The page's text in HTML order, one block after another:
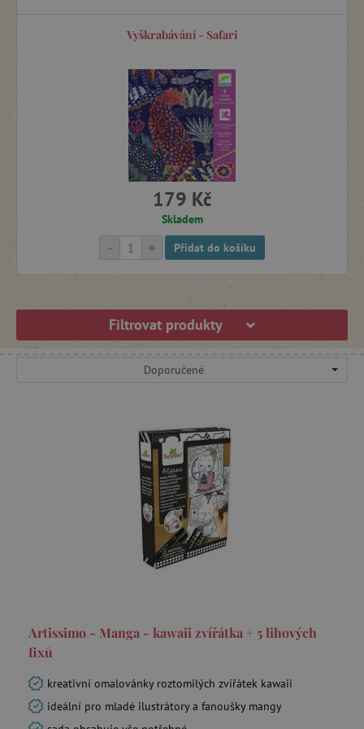
Vyškrabávání - Safari
179 Kč
Skladem
+
- Přidat do košíku
Filtrovat produkty
Doporučené
Artissimo - Manga - kawaii zvířátka + 5 lihových
fixů
kreativní omalovánky roztomilých zvířátek kawaii
ideální pro mladé ilustrátory a fanoušky mangy